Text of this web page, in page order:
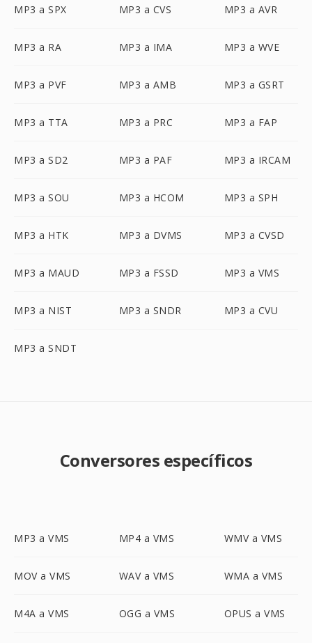
MP3 a SPX MP3 a CVS MP3 a AVR
MP3 a RA MP3 a IMA MP3 a WVE
MP3 a PVF MP3 a AMB MP3 a GSRT
MP3 a TTA MP3 a PRC MP3 a FAP
MP3 a SD2 MP3 a PAF MP3 a IRCAM
MP3 a SOU MP3 a HCOM MP3 a SPH
MP3 a HTK MP3 a DVMS MP3 a CVSD
MP3 a MAUD MP3 a FSSD MP3 a VMS
MP3 a NIST MP3 a SNDR MP3 a CVU
MP3 a SNDT
Conversores específicos
MP3 a VMS MP4 a VMS WMV a VMS
MOV a VMS WAV a VMS WMA a VMS
M4A a VMS OGG a VMS OPUS a VMS